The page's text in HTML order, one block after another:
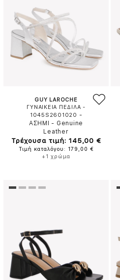
GUY LAROCHE
ΓΥΝΑΙΚΕΙΑ ΠΕΔΙΛΑ -
1045S2601020 -
ΑΣΗΜΙ
- Genuine
Leather
Τρέχουσα τιμή: 145,00 €
Τιμή καταλόγου: 179,00 €
+1 χρώμα